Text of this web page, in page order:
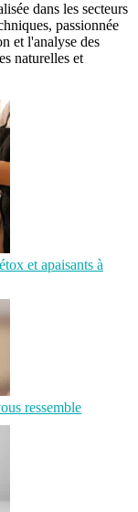
dans les secteurs
passionnée
et l'analyse des
naturelles et
et apaisants à
ressemble